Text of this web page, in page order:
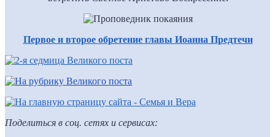
Первое и второе обретение главы Иоанна Предтечи
Поделиться в соц. сетях и сервисах: